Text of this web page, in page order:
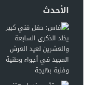
الأحدث